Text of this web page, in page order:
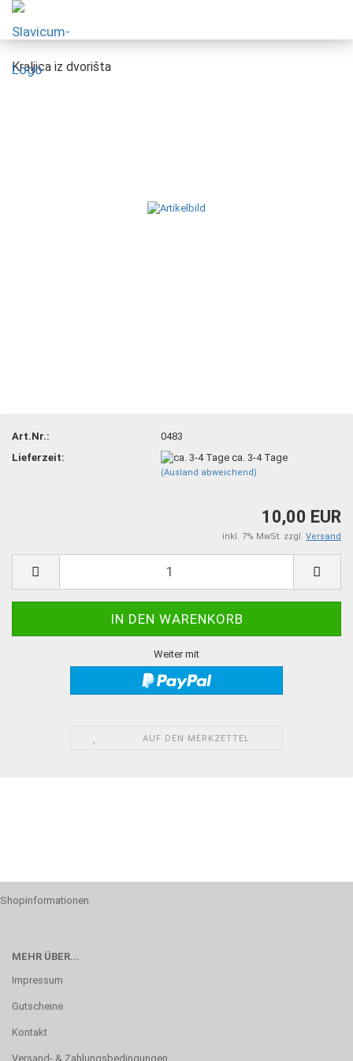
Kraljica iz dvorišta
Art.Nr.:
0483
Lieferzeit:
ca. 3-4 Tage
(Ausland abweichend)
10,00 EUR
inkl. 7% MwSt. zzgl. Versand
Weiter mit
AUF DEN MERKZETTEL
Shopinformationen
MEHR ÜBER...
Impressum
Gutscheine
Kontakt
Versand- & Zahlungsbedingungen